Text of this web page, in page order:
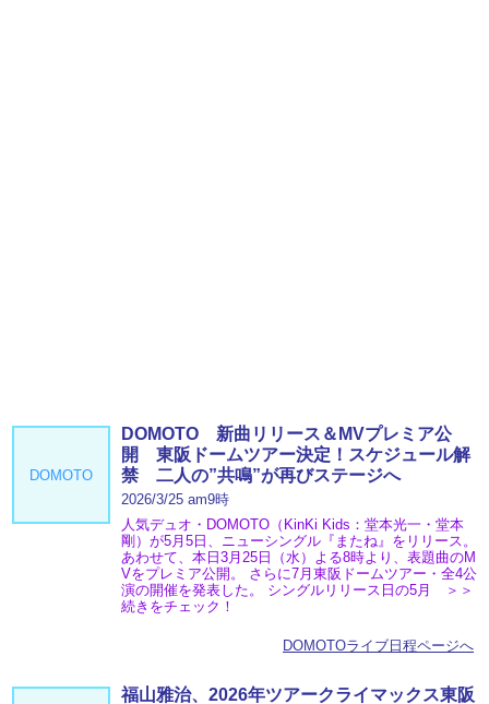
DOMOTO
DOMOTO 新曲リリース＆MVプレミア公
開 東阪ドームツアー決定！スケジュール解
禁 二人の”共鳴”が再びステージへ
2026/3/25 am9時
人気デュオ・DOMOTO（KinKi Kids：堂本光一・堂本
剛）が5月5日、ニューシングル『またね』をリリース。
あわせて、本日3月25日（水）よる8時より、表題曲のM
Vをプレミア公開。 さらに7月東阪ドームツアー・全4公
演の開催を発表した。 シングルリリース日の5月 ＞＞
続きをチェック！
DOMOTOライブ日程ページへ
福山雅治、2026年ツアークライマックス東阪